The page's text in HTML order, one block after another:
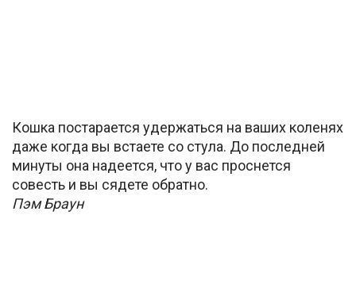
Кошка постарается удержаться на ваших коленях
даже когда вы встаете со стула. До последней
минуты она надеется, что у вас проснется
совесть и вы сядете обратно.
Пэм Браун